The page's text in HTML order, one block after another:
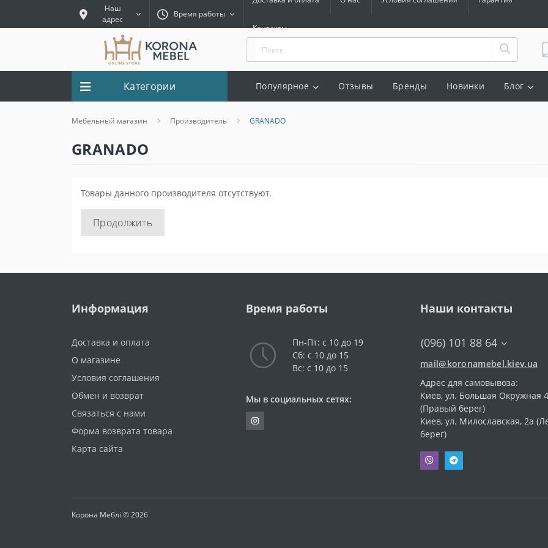
Наш
адрес
Время работы
Контакты
Категории Популярное Отзывы Бренды Новинки Блог
Мебельный магазин Производитель GRANADO
GRANADO
Товары данного производителя отсутствуют.
Продолжить
Информация
Доставка и оплата
О магазине
Условия соглашения
Обмен и возврат
Связаться с нами
Форма возврата товара
Карта сайта
Время работы
Пн-Пт: с 10 до 19
Сб: с 10 до 15
Вс: с 10 до 15
Мы в социальных сетях:
Наши контакты
(096) 101 88 64
mail@koronamebel.kiev.ua
Адрес для самовывоза:
Киев, ул. Большая Окружная
(Правый берег)
Киев, ул. Милославская, 2а
берег)
Корона Меблі © 2026